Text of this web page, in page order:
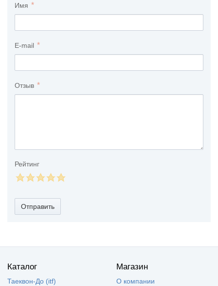
Имя
E-mail
Отзыв
Рейтинг
Отправить
Каталог
Таеквон-До (itf)
Магазин
О компании